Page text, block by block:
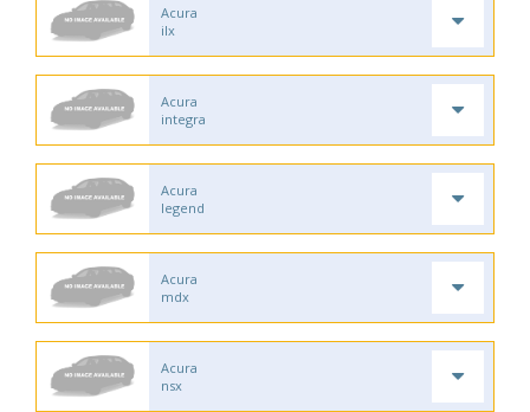
Acura
ilx
Acura
integra
Acura
legend
Acura
mdx
Acura
nsx